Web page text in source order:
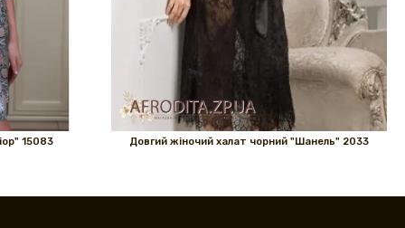
15083 Довгий жіночий халат чорний "Шанель" 2033